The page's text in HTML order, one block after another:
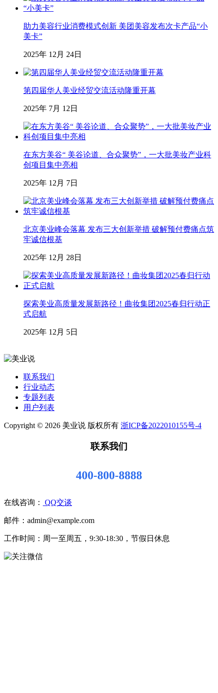
助力美容行业消费模式创新 美团美容发布次卡产品“小
美卡”
2025年 12月 24日
第四届华人美业经贸交流活动隆重开幕
2025年 7月 12日
在东方美谷“ 美谷论道、合众聚势”，一大批美妆产业科
创项目集中亮相
2025年 12月 7日
北京美业峰会落幕 发布三大创新举措 破解预付费痛点筑
牢诚信根基
2025年 12月 28日
探索美业高质量发展新路径！曲妆集团2025春归行动正
式启航
2025年 12月 5日
联系我们
行业动态
专题列表
用户列表
Copyright © 2026 美业说 版权所有 浙ICP备2022010155号-4
联系我们
400-800-8888
在线咨询： QQ交谈
邮件：admin@example.com
工作时间：周一至周五，9:30-18:30，节假日休息